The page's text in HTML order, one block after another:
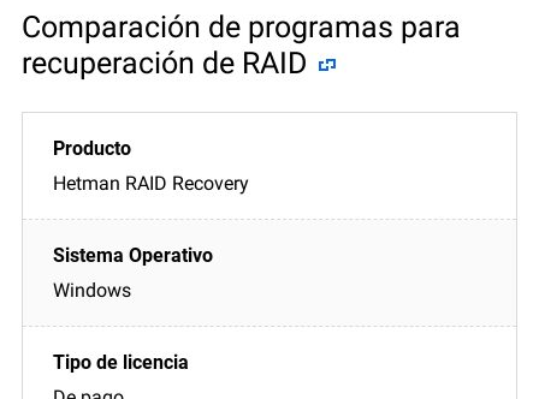
Comparación de programas para
recuperación de RAID
Hetman RAID Recovery
Windows